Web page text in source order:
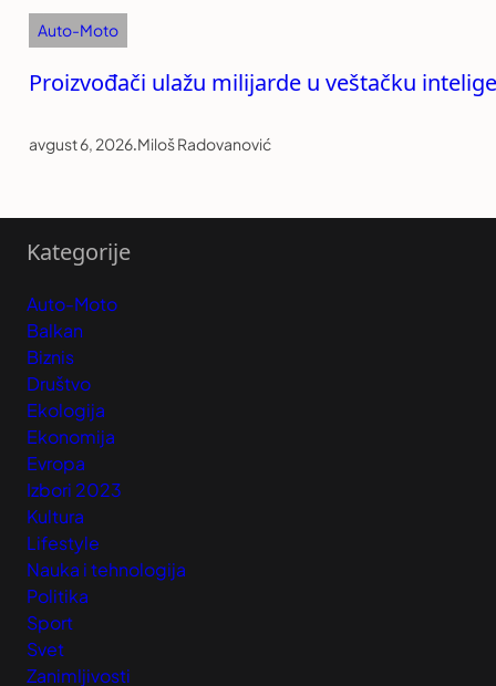
Auto-Moto
Proizvođači ulažu milijarde u veštačku
avgust 6, 2026.Miloš Radovanović
Kategorije
Auto-Moto
Balkan
Biznis
Društvo
Ekologija
Ekonomija
Evropa
Izbori 2023
Kultura
Lifestyle
Nauka i tehnologija
Politika
Sport
Svet
Zanimljivosti